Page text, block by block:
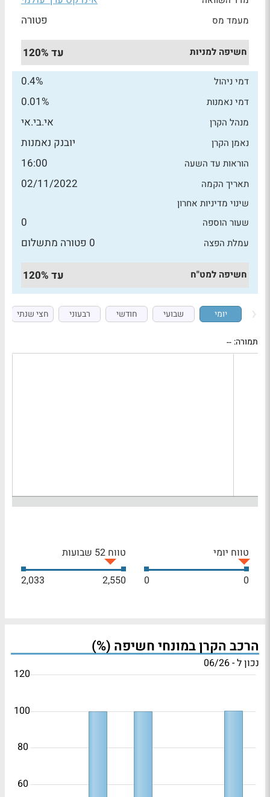
מעמד מס פטורה
חשיפה למניות עד 120%
דמי ניהול 0.4%
דמי נאמנות 0.01%
מנהל הקרן אי.בי.אי
נאמן הקרן יובנק נאמנות
הוראות עד השעה 16:00
תאריך הקמה 02/11/2022
שינוי מדיניות אחרון
שעור הוספה
0
עמלת הפצה 0 פטורה מתשלום
חשיפה למט"ח עד 120%
יומי שבועי חודשי רבעוני חצי שנתי
תמורה: --
טווח יומי
0
0
טווח 52 שבועות
2,550
2,033
הרכב הקרן במונחי חשיפה (%)
נכון ל - 06/26
60
80
100
120